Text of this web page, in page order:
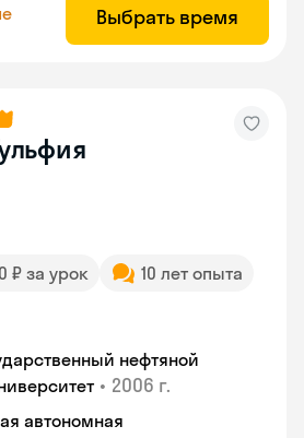
Выбрать время
₽ за урок
10 лет опыта
нефтяной
• 2006 г.
автономная